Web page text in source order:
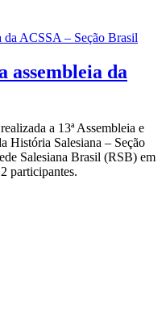
assembleia da
a 13ª Assembleia e
História Salesiana – Seção
Salesiana Brasil (RSB) em
participantes.